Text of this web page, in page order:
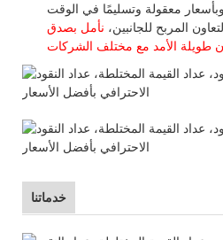
وبأسعار معقولة وتسليمًا في الوقت
المربح للجانبين، نأمل بصدق
طويلة
خدماتنا